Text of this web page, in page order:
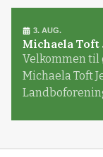
3. AUG.
Michaela Toft
Velkommen til
Michaela Toft